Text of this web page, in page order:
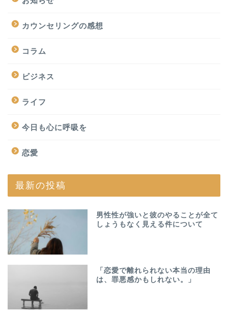
カウンセリングの感想
コラム
ビジネス
ライフ
今日も心に呼吸を
恋愛
最新の投稿
男性性が強いと彼のやることが全て
しょうもなく見える件について
「恋愛で離れられない本当の理由
は、罪悪感かもしれない。」